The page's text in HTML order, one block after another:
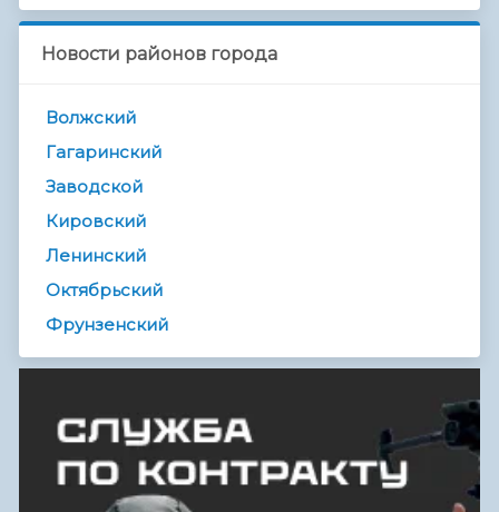
Новости районов города
Волжский
Гагаринский
Заводской
Кировский
Ленинский
Октябрьский
Фрунзенский